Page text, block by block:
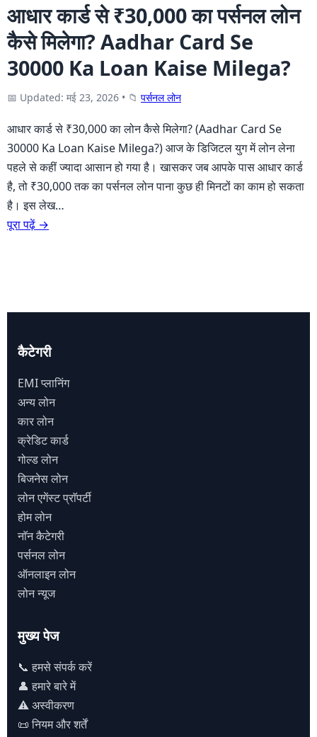
आधार कार्ड से ₹30,000 का पर्सनल लोन
कैसे मिलेगा? Aadhar Card Se
30000 Ka Loan Kaise Milega?
📅 Updated: मई 23, 2026 • 📁 पर्सनल लोन
आधार कार्ड से ₹30,000 का लोन कैसे मिलेगा? (Aadhar Card Se
30000 Ka Loan Kaise Milega?) आज के डिजिटल युग में लोन लेना
पहले से कहीं ज्यादा आसान हो गया है। खासकर जब आपके पास आधार कार्ड
है, तो ₹30,000 तक का पर्सनल लोन पाना कुछ ही मिनटों का काम हो सकता
है। इस लेख…
पूरा पढ़ें →
कैटेगरी
EMI प्लानिंग
अन्य लोन
कार लोन
क्रेडिट कार्ड
गोल्ड लोन
बिजनेस लोन
लोन एगेंस्ट प्राॅपर्टी
होम लोन
नाॅन कैटेगरी
पर्सनल लोन
ऑनलाइन लोन
लोन न्यूज
मुख्य पेज
📞 हमसे संपर्क करें
👤 हमारे बारे में
⚠️ अस्वीकरण
📜 नियम और शर्तें